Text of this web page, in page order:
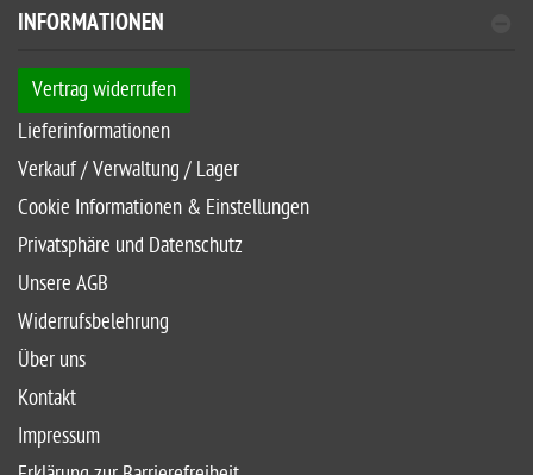
INFORMATIONEN
Vertrag widerrufen
Lieferinformationen
Verkauf / Verwaltung / Lager
Cookie Informationen & Einstellungen
Privatsphäre und Datenschutz
Unsere AGB
Widerrufsbelehrung
Über uns
Kontakt
Impressum